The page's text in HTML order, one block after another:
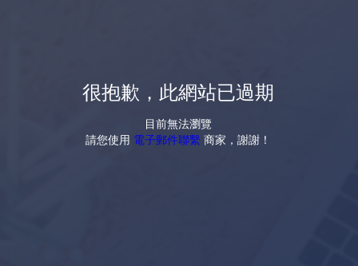
很抱歉，此網站已過期
目前無法瀏覽
請您使用 電子郵件聯繫 商家，謝謝！